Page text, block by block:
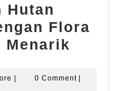
Hutan
Flora
Menarik
Papsiondtore
| 0 Comment |